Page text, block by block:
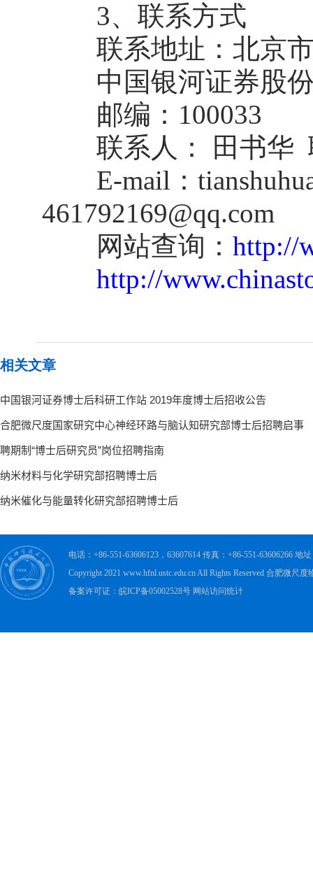
3、联系方式
联系地址：北京市
中国银河证券股份
邮编：100033
联系人： 田书华
E-mail：
461792169@qq.com
网站查询： http://
http://
相关文章
电话：+86-551-63606123，63607614 传真：+86-551-63606266 地
Copyright 2021 www.hfnl.ustc.edu.cn All Rights Reserved 合肥微尺
备案许可证：皖ICP备05002528号 网站访问统计